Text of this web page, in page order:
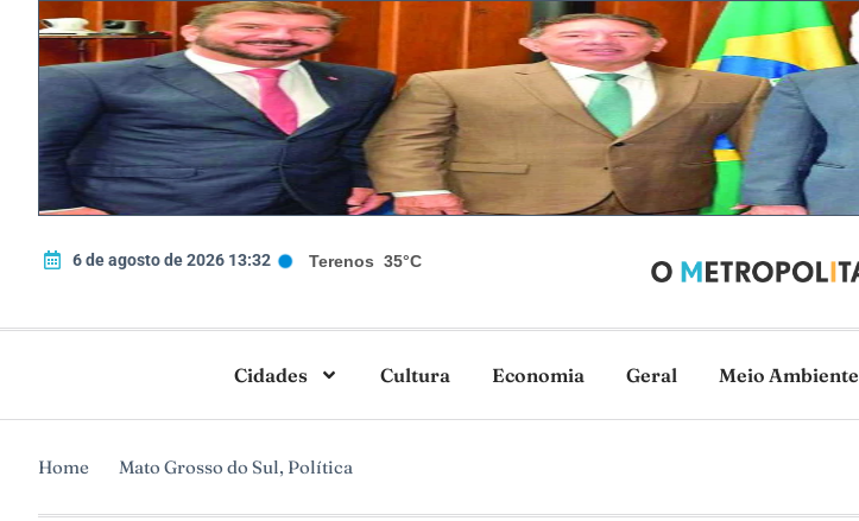
6 de agosto de 2026 13:32 Terenos 35°C
Cidades Cultura Economia Geral Meio Ambiente
Home Mato Grosso do Sul, Política